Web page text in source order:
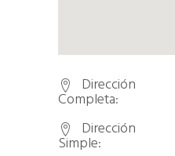
Dirección
Completa:
Dirección
Simple: